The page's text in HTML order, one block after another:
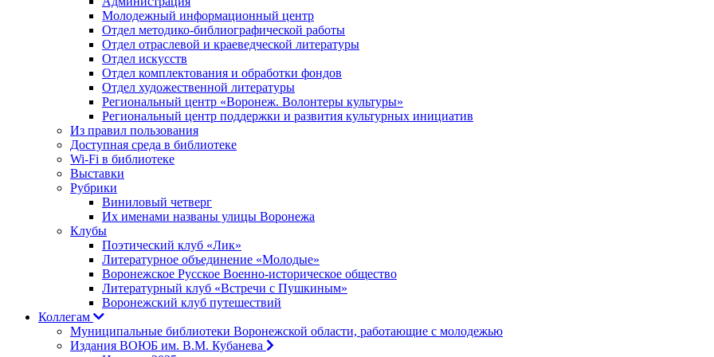
Молодежный информационный центр
Отдел методико-библиографической работы
Отдел отраслевой и краеведческой литературы
Отдел искусств
Отдел комплектования и обработки фондов
Отдел художественной литературы
Региональный центр «Воронеж. Волонтеры культуры»
Региональный центр поддержки и развития культурных инициатив
Из правил пользования
Доступная среда в библиотеке
Wi-Fi в библиотеке
Выставки
Рубрики
Виниловый четверг
Их именами названы улицы Воронежа
Клубы
Поэтический клуб «Лик»
Литературное объединение «Молодые»
Воронежское Русское Военно-историческое общество
Литературный клуб «Встречи с Пушкиным»
Воронежский клуб путешествий
Коллегам
Муниципальные библиотеки Воронежской области, работающие с молодежью
Издания ВОЮБ им. В.М. Кубанева